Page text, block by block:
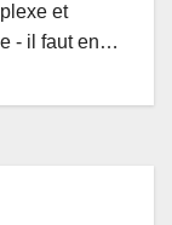
et
- il faut en…